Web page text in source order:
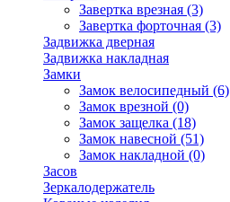
Завертка врезная (3)
Завертка форточная (3)
Задвижка дверная
Задвижка накладная
Замки
Замок велосипедный (6)
Замок врезной (0)
Замок защелка (18)
Замок навесной (51)
Замок накладной (0)
Засов
Зеркалодержатель